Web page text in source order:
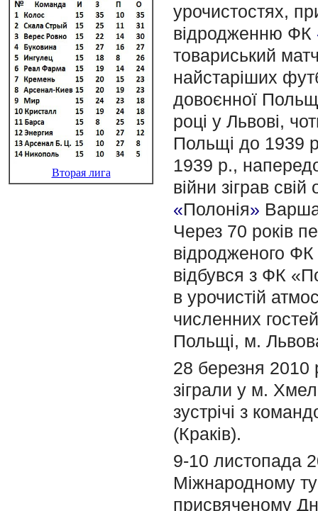
Вторая лига
урочистостях,
відродженню ФК
товариський
найстарiших
довоєнної
роцi у Львові,
Польщі до 1939
1939 р.,
вiйни зіграв
«Полонія»
Через 70 років
відродженого
відбувся з ФК
в урочистій
численних
Польщі, м.
28 березня 2010
зіграли у м.
зустрічі з
(Краків).
9-10 листопада
Мiжнародному
присвяченому